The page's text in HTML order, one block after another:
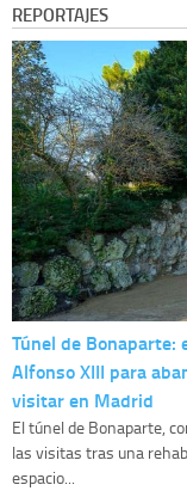
REPORTAJES
Túnel de
Alfonso XIII para
visitar en Madrid
El túnel de Bonaparte,
las visitas tras una
espacio...